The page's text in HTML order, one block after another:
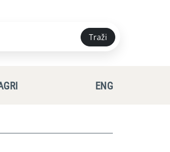
Traži
ENG